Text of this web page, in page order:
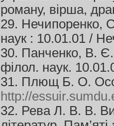
роману, вірша,
29. Нечипоренко,
наук : 10.01.01 /
30. Панченко, В. Є.
філол. наук.
31. Плющ Б. О.
http://
32. Рева Л. В. В.